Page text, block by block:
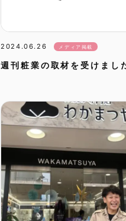
2024.06.26 メディア掲載
週刊粧業の取材を受けまし